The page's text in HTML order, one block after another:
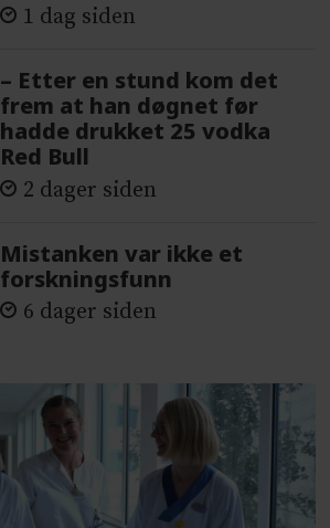
1 dag siden
– Etter en stund kom det
frem at han døgnet før
hadde drukket 25 vodka
Red Bull
2 dager siden
Mistanken var ikke et
forskningsfunn
6 dager siden